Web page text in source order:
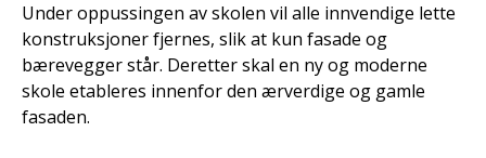
Under oppussingen av skolen vil alle innvendige lette
konstruksjoner fjernes, slik at kun fasade og
bærevegger står. Deretter skal en ny og moderne
skole etableres innenfor den ærverdige og gamle
fasaden.